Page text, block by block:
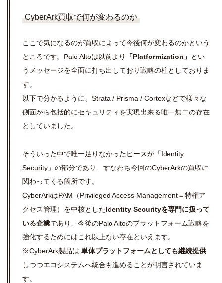
CyberArk買収で何が変わるのか
ここで気になるのが買収によって今後何が変わるのかという
ところです。Palo Altoは以前より
「Platformization」 とい
うメッセージを全面に打ち出しており戦略の柱としておりま
す。
以下で分かるように、Strata / Prisma / Cortexなどで様々な
側面から包括的にセキュリティを実現出来る唯一無二の存在
としていました。
そういった中で唯一足りなかったピースが「Identity
Security」の部分であり、すなわち今回のCyberArkの買収に
関わってくる箇所です。
CyberArkはPAM（Privileged Access Management＝特権ア
クセス管理）を中核としたIdentity Securityを専門に扱って
いる企業であり、今後のPalo Altoのプラ ットフォーム戦略を
強化するためにはこれ以上ない存在といえます。
※CyberArk製品は 単体プラットフォームとしても継続提供
しつつエコシステムへ統合も進めることが明言されていま
す。